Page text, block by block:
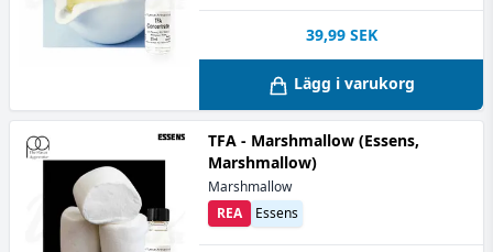
39,99 SEK
Lägg i varukorg
TFA - Marshmallow (Essens,
Marshmallow)
Marshmallow
Essens
REA